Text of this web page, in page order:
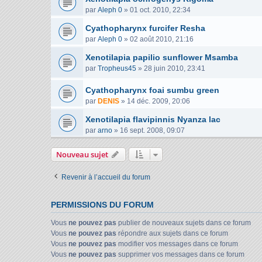
par Aleph 0 » 01 oct. 2010, 22:34
Cyathopharynx furcifer Resha
par Aleph 0 » 02 août 2010, 21:16
Xenotilapia papilio sunflower Msamba
par Tropheus45 » 28 juin 2010, 23:41
Cyathopharynx foai sumbu green
par DENIS » 14 déc. 2009, 20:06
Xenotilapia flavipinnis Nyanza lac
par arno » 16 sept. 2008, 09:07
Nouveau sujet
Revenir à l’accueil du forum
PERMISSIONS DU FORUM
Vous ne pouvez pas publier de nouveaux sujets dans ce forum
Vous ne pouvez pas répondre aux sujets dans ce forum
Vous ne pouvez pas modifier vos messages dans ce forum
Vous ne pouvez pas supprimer vos messages dans ce forum